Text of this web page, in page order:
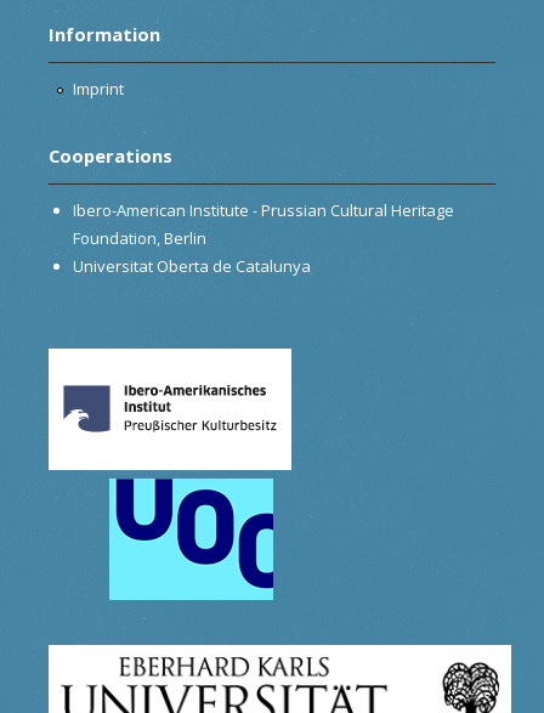
Information
Imprint
Cooperations
Ibero-American Institute - Prussian Cultural Heritage
Foundation, Berlin
Universitat Oberta de Catalunya